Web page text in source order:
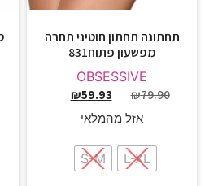
תחתונה תחתון חוטיני תחרה
מפשעון פתוח831
OBSESSIVE
₪79.90
₪59.93
אזל מהמלאי
L-XL
S-M